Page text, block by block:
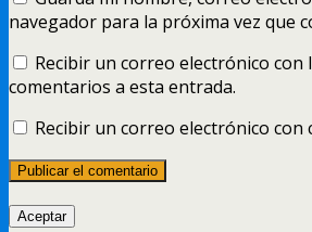
navegador para la próxima vez que
Recibir un correo electrónico con
comentarios a esta entrada.
Recibir un correo electrónico con
Aceptar